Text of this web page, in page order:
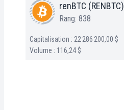
renBTC (RENBTC)
Rang: 838
Capitalisation : 22 286 200,00 $
Volume : 116,24 $